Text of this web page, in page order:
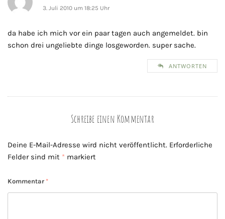
3. Juli 2010 um 18:25 Uhr
da habe ich mich vor ein paar tagen auch angemeldet. bin
schon drei ungeliebte dinge losgeworden. super sache.
ANTWORTEN
Schreibe einen Kommentar
Deine E-Mail-Adresse wird nicht veröffentlicht. Erforderliche
Felder sind mit * markiert
Kommentar *